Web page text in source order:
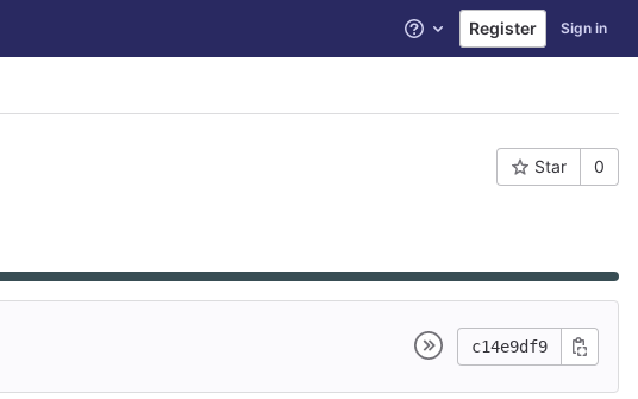
Help Register Sign in
Star 0
c14e9df9